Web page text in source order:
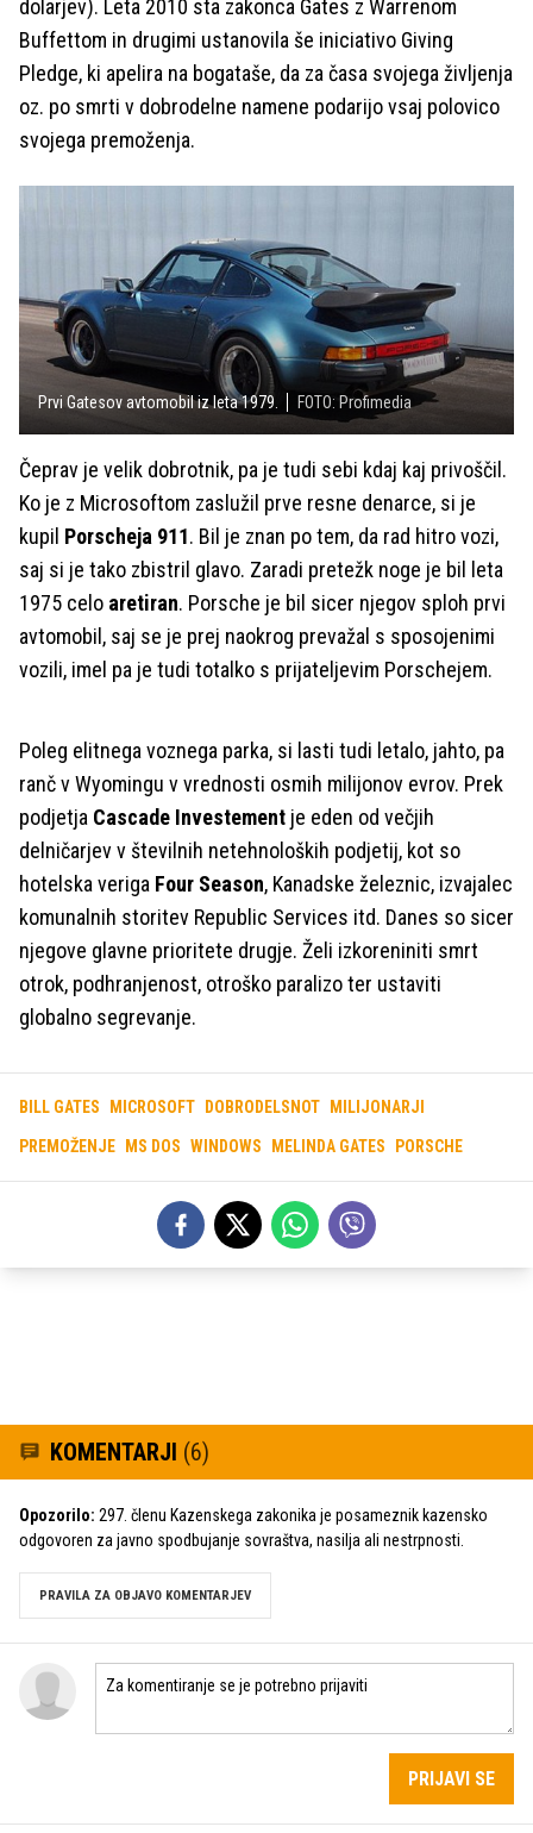
dolarjev). Leta 2010 sta zakonca Gates z Warrenom
Buffettom in drugimi ustanovila še iniciativo Giving
Pledge, ki apelira na bogataše, da za časa svojega življenja
oz. po smrti v dobrodelne namene podarijo vsaj polovico
svojega premoženja.
Prvi Gatesov avtomobil iz leta 1979. FOTO: Profimedia
Čeprav je velik dobrotnik, pa je tudi sebi kdaj kaj privoščil.
Ko je z Microsoftom zaslužil prve resne denarce, si je
kupil Porscheja 911. Bil je znan po tem, da rad hitro vozi,
saj si je tako zbistril glavo. Zaradi pretežk noge je bil leta
1975 celo aretiran. Porsche je bil sicer njegov sploh prvi
avtomobil, saj se je prej naokrog prevažal s sposojenimi
vozili, imel pa je tudi totalko s prijateljevim Porschejem.
Poleg elitnega voznega parka, si lasti tudi letalo, jahto, pa
ranč v Wyomingu v vrednosti osmih milijonov evrov. Prek
podjetja Cascade Investement je eden od večjih
delničarjev v številnih netehnoloških podjetij, kot so
hotelska veriga Four Season, Kanadske železnic, izvajalec
komunalnih storitev Republic Services itd. Danes so sicer
njegove glavne prioritete drugje. Želi izkoreniniti smrt
otrok, podhranjenost, otroško paralizo ter ustaviti
globalno segrevanje.
BILL GATES MICROSOFT DOBRODELSNOT MILIJONARJI
PREMOŽENJE MS DOS WINDOWS MELINDA GATES PORSCHE
KOMENTARJI (6)
Opozorilo: 297. členu Kazenskega zakonika je posameznik kazensko
odgovoren za javno spodbujanje sovraštva, nasilja ali nestrpnosti.
PRAVILA ZA OBJAVO KOMENTARJEV
PRIJAVI SE